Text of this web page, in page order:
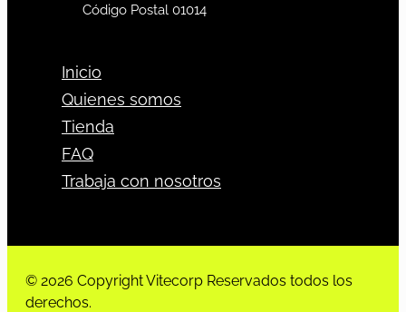
Código Postal 01014
Inicio
Quienes somos
Tienda
FAQ
Trabaja con nosotros
© 2026 Copyright Vitecorp Reservados todos los
derechos.